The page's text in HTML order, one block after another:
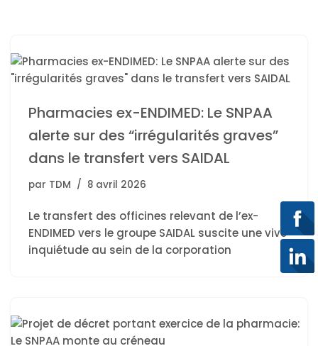
Pharmacies ex-ENDIMED: Le SNPAA
alerte sur des “irrégularités graves”
dans le transfert vers SAIDAL
par TDM 8 avril 2026
Le transfert des officines relevant de l’ex-
ENDIMED vers le groupe SAIDAL suscite une vive
inquiétude au sein de la corporation